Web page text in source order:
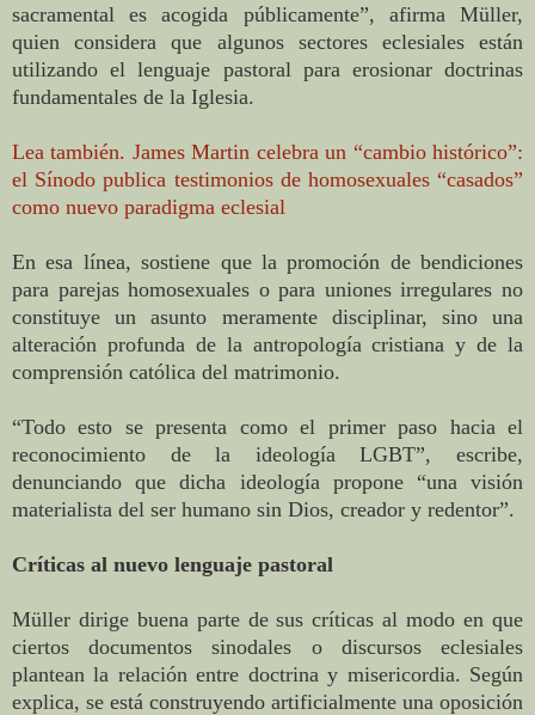
sacramental es acogida públicamente”, afirma Müller,
quien considera que algunos sectores eclesiales están
utilizando el lenguaje pastoral para erosionar doctrinas
fundamentales de la Iglesia.
Lea también. James Martin celebra un “cambio histórico”:
el Sínodo publica testimonios de homosexuales “casados”
como nuevo paradigma eclesial
En esa línea, sostiene que la promoción de bendiciones
para parejas homosexuales o para uniones irregulares no
constituye un asunto meramente disciplinar, sino una
alteración profunda de la antropología cristiana y de la
comprensión católica del matrimonio.
“Todo esto se presenta como el primer paso hacia el
reconocimiento de la ideología LGBT”, escribe,
denunciando que dicha ideología propone “una visión
materialista del ser humano sin Dios, creador y redentor”.
Críticas al nuevo lenguaje pastoral
Müller dirige buena parte de sus críticas al modo en que
ciertos documentos sinodales o discursos eclesiales
plantean la relación entre doctrina y misericordia. Según
explica, se está construyendo artificialmente una oposición